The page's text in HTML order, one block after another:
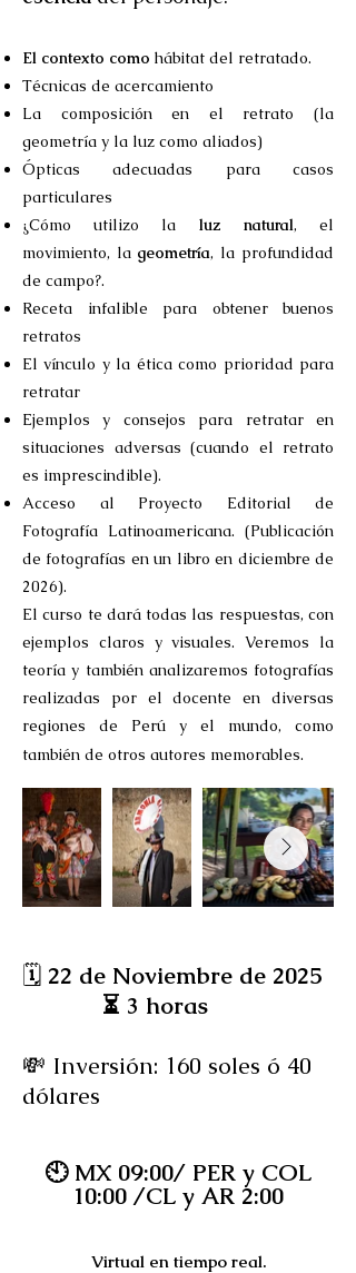
El contexto como hábitat del retratado.
Técnicas de acercamiento
La composición en el retrato (la
geometría y la luz como aliados)
Ópticas adecuadas para casos
particulares
¿Cómo utilizo la luz natural, el
movimiento, la geometría, la profundidad
de campo?.
Receta infalible para obtener buenos
retratos
El vínculo y la ética como prioridad para
retratar
Ejemplos y consejos para retratar en
situaciones adversas (cuando el retrato
es imprescindible).
​Acceso al Proyecto Editorial de
Fotografía Latinoamericana. (Publicación
de fotografías en un libro en diciembre de
2026).
El curso te dará todas las respuestas, con
ejemplos claros y visuales. Veremos la
teoría y también analizaremos fotografías
realizadas por el docente en diversas
regiones de Perú y el mundo, como
también de otros autores memorables.
🗓 22 de Noviembre de 2025
⏳ 3 horas
​💸 Inversión: 160 soles ó 40
dólares
🕙 MX 09:00/ PER y COL
10:00 /CL y AR 2:00
Virtual en tiempo real.